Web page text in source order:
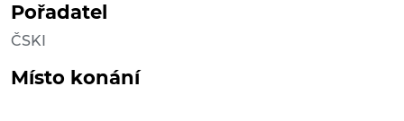
Pořadatel
ČSKI
Místo konání